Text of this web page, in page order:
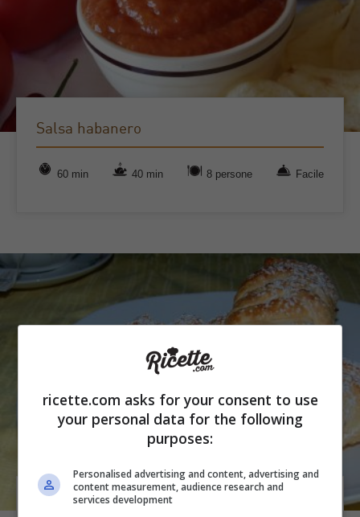
Salsa habanero
60 min 40 min 8 persone Facile
Sfogliatine ripiene di mele e marmellata
ricette.com asks for your consent to use
your personal data for the following
purposes:
Personalised advertising and content, advertising and
content measurement, audience research and
services development